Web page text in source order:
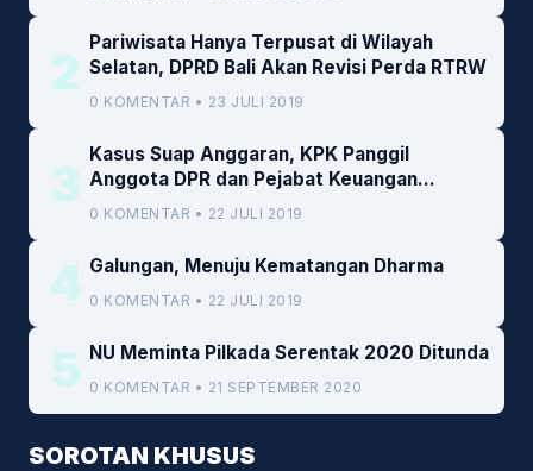
2
Pariwisata Hanya Terpusat di Wilayah
Selatan, DPRD Bali Akan Revisi Perda RTRW
0 KOMENTAR • 23 JULI 2019
3
Kasus Suap Anggaran, KPK Panggil
Anggota DPR dan Pejabat Keuangan
Kemenkeu
0 KOMENTAR • 22 JULI 2019
4 Galungan, Menuju Kematangan Dharma
0 KOMENTAR • 22 JULI 2019
5 NU Meminta Pilkada Serentak 2020 Ditunda
0 KOMENTAR • 21 SEPTEMBER 2020
SOROTAN KHUSUS